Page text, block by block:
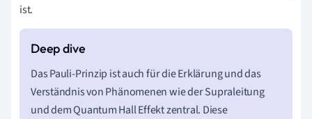
ist.
Das Pauli-Prinzip ist auch für die Erklärung und das
Verständnis von Phänomenen wie der Supraleitung
und dem Quantum Hall Effekt zentral. Diese